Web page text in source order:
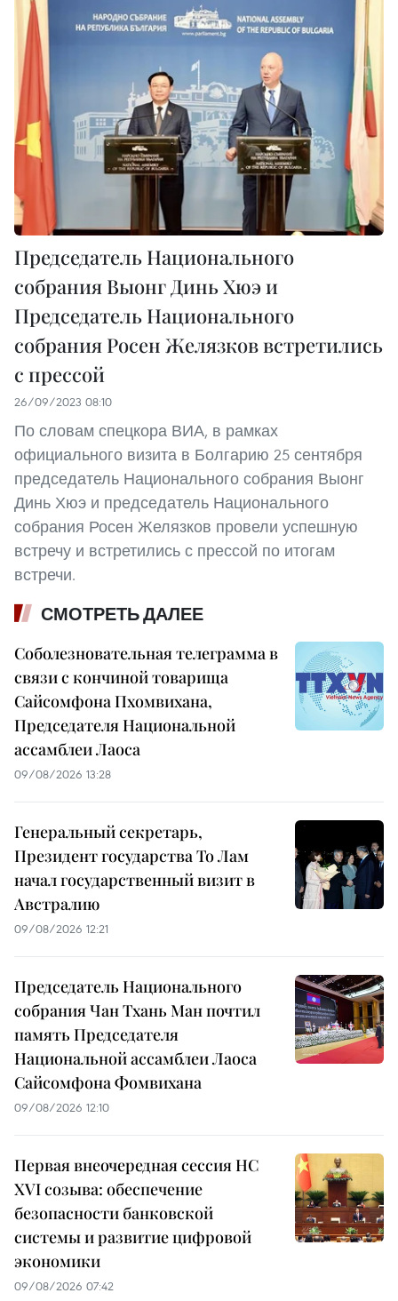
Председатель Национального
собрания Выонг Динь Хюэ и
Председатель Национального
собрания Росен Желязков встретились
с прессой
26/09/2023 08:10
По словам спецкора ВИА, в рамках
официального визита в Болгарию 25 сентября
председатель Национального собрания Выонг
Динь Хюэ и председатель Национального
собрания Росен Желязков провели успешную
встречу и встретились с прессой по итогам
встречи.
СМОТРЕТЬ ДАЛЕЕ
Соболезновательная телеграмма в
связи с кончиной товарища
Сайсомфона Пхомвихана,
Председателя Национальной
ассамблеи Лаоса
09/08/2026 13:28
Генеральный секретарь,
Президент государства То Лам
начал государственный визит в
Австралию
09/08/2026 12:21
Председатель Национального
собрания Чан Тхань Ман почтил
память Председателя
Национальной ассамблеи Лаоса
Сайсомфона Фомвихана
09/08/2026 12:10
Первая внеочередная сессия НС
XVI созыва: обеспечение
безопасности банковской
системы и развитие цифровой
экономики
09/08/2026 07:42